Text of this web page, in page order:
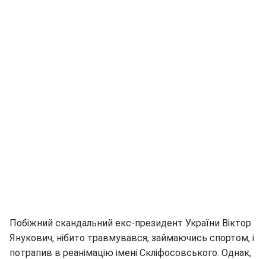
Побіжний скандальний екс-президент України Віктор
Янукович, нібито травмувався, займаючись спортом, і
потрапив в реанімацію імені Скліфосовського. Однак,